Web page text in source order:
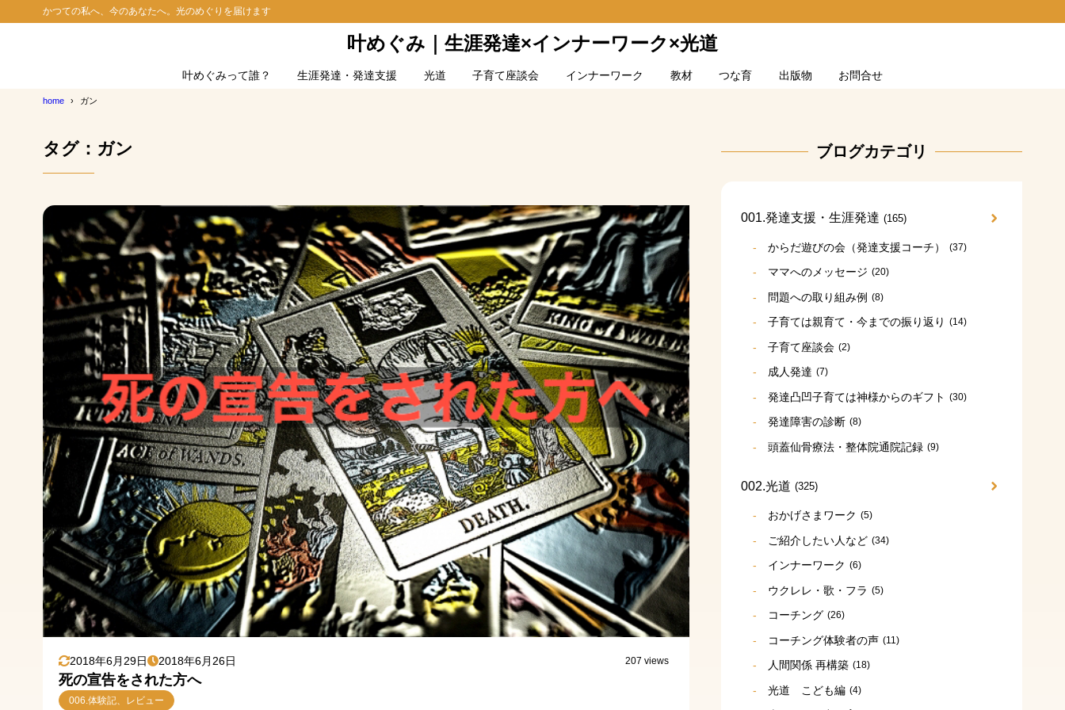
かつての私へ、今のあなたへ。光のめぐりを届けます
叶めぐみ｜生涯発達×インナーワーク×光道
叶めぐみって誰？ 生涯発達・発達支援 光道 子育て座談会 インナーワーク 教材 つな育 出版物 お問合せ
home ガン
タグ：ガン
2018年6月29日 2018年6月26日 207 views
死の宣告をされた方へ
006.体験記、レビュー
ブログカテゴリ
001.発達支援・生涯発達 (165)
からだ遊びの会（発達支援コーチ） (37)
ママへのメッセージ (20)
問題への取り組み例 (8)
子育ては親育て・今までの振り返り (14)
子育て座談会 (2)
成人発達 (7)
発達凸凹子育ては神様からのギフト (30)
発達障害の診断 (8)
頭蓋仙骨療法・整体院通院記録 (9)
002.光道 (325)
おかげさまワーク (5)
ご紹介したい人など (34)
インナーワーク (6)
ウクレレ・歌・フラ (5)
コーチング (26)
コーチング体験者の声 (11)
人間関係 再構築 (18)
光道 こども編 (4)